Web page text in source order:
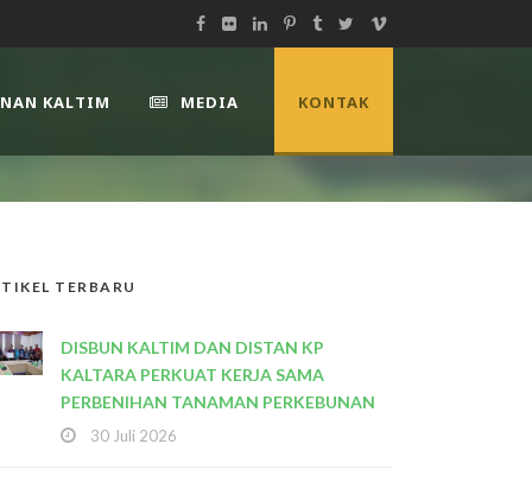
KALTIM MEDIA KONTAK
TERBARU
DISBUN KALTIM DAN DISTAN KP
KALTARA PERKUAT KERJA SAMA
PERBENIHAN TANAMAN PERKEBUNAN
30 Juli 2026